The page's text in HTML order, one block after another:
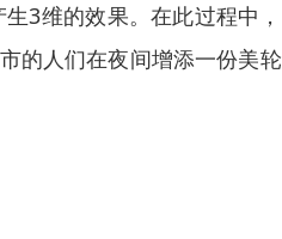
3维的效果。在此过程中
的人们在夜间增添一份美